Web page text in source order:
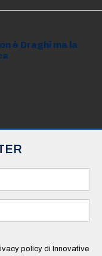
è Draghi ma la
policy di Innovative